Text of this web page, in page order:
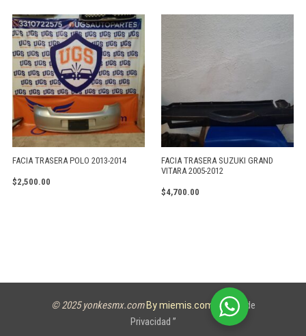
FACIA TRASERA POLO 2013-2014
$2,500.00
FACIA TRASERA SUZUKI GRAND
VITARA 2005-2012
$4,700.00
© 2025 yonkesmx.com By miemis.com
Aviso de
Privacidad